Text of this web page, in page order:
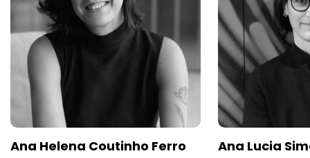
Ana Helena Coutinho Ferro Ana Lucia